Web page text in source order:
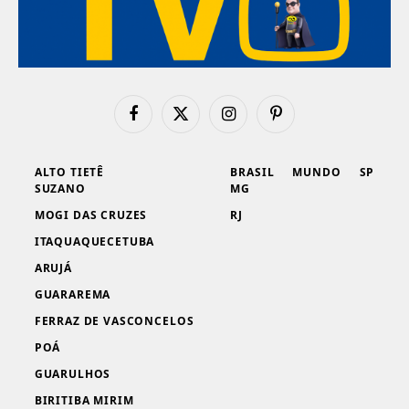
FacebookX
InstagramPinterest
ALTO TIETÊ
SUZANO
MOGI DAS CRUZES
ITAQUAQUECETUBA
ARUJÁ
GUARAREMA
FERRAZ DE VASCONCELOS
POÁ
GUARULHOS
BIRITIBA MIRIM
BRASIL
MG
RJ
MUNDO SP